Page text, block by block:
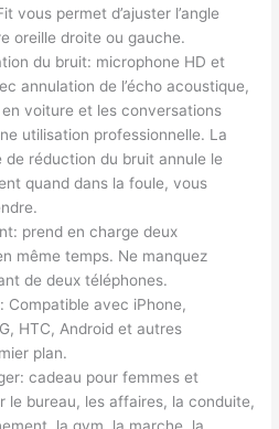
vous permet d’ajuster l’angle
oreille droite ou gauche.
du bruit: microphone HD et
annulation de l’écho acoustique,
voiture et les conversations
utilisation professionnelle. La
réduction du bruit annule le
quand dans la foule, vous
prend en charge deux
même temps. Ne manquez
de deux téléphones.
Compatible avec iPhone,
HTC, Android et autres
plan.
cadeau pour femmes et
le bureau, les affaires, la conduite,
la gym, la marche, la